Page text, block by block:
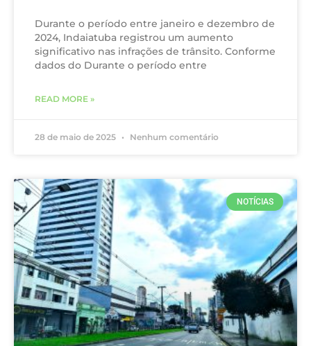
Durante o período entre janeiro e dezembro de
2024, Indaiatuba registrou um aumento
significativo nas infrações de trânsito. Conforme
dados do Durante o período entre
READ MORE »
28 de maio de 2025 Nenhum comentário
NOTÍCIAS